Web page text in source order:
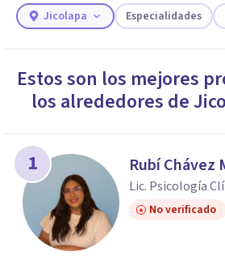
necesidades.
Jicolapa Especialidades
Estos son los mejores
los alrededores de
1 Rubí Chávez
Lic. Psicología
No verificado